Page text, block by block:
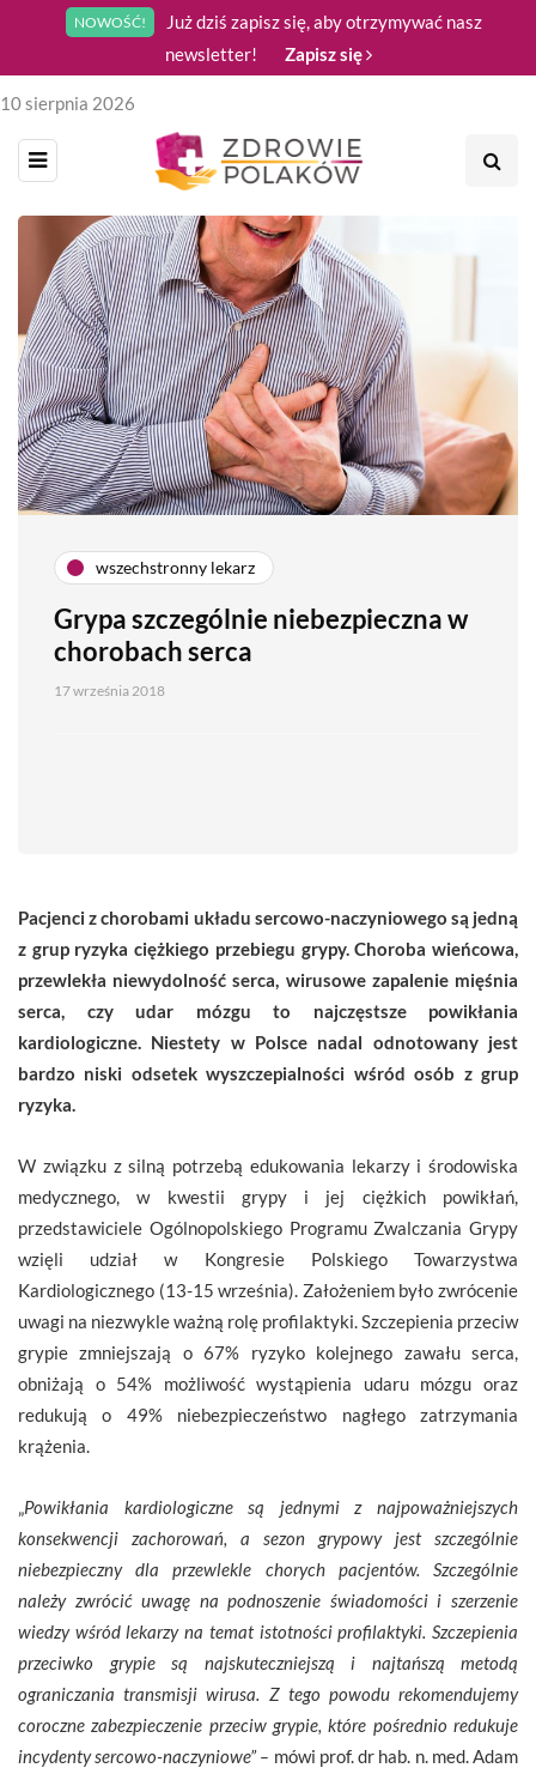
NOWOŚĆ!
Już dziś zapisz się, aby otrzymywać nasz
newsletter!
Zapisz się
10 sierpnia 2026
wszechstronny lekarz
Grypa szczególnie niebezpieczna w
chorobach serca
17 września 2018
Pacjenci z chorobami układu sercowo-naczyniowego są jedną
z grup ryzyka ciężkiego przebiegu grypy. Choroba wieńcowa,
przewlekła niewydolność serca, wirusowe zapalenie mięśnia
serca, czy udar mózgu to najczęstsze powikłania
kardiologiczne. Niestety w Polsce nadal odnotowany jest
bardzo niski odsetek wyszczepialności wśród osób z grup
ryzyka.
W związku z silną potrzebą edukowania lekarzy i środowiska
medycznego, w kwestii grypy i jej ciężkich powikłań,
przedstawiciele Ogólnopolskiego Programu Zwalczania Grypy
wzięli udział w Kongresie Polskiego Towarzystwa
Kardiologicznego (13-15 września). Założeniem było zwrócenie
uwagi na niezwykle ważną rolę profilaktyki. Szczepienia przeciw
grypie zmniejszają o 67% ryzyko kolejnego zawału serca,
obniżają o 54% możliwość wystąpienia udaru mózgu oraz
redukują o 49% niebezpieczeństwo nagłego zatrzymania
krążenia.
Powikłania kardiologiczne są jednymi z najpoważniejszych
konsekwencji zachorowań, a sezon grypowy jest szczególnie
niebezpieczny dla przewlekle chorych pacjentów. Szczególnie
należy zwrócić uwagę na podnoszenie świadomości i szerzenie
wiedzy wśród lekarzy na temat istotności profilaktyki. Szczepienia
przeciwko grypie są najskuteczniejszą i najtańszą metodą
ograniczania transmisji wirusa. Z tego powodu rekomendujemy
coroczne zabezpieczenie przeciw grypie, które pośrednio redukuje
incydenty sercowo-naczyniowe” – mówi prof. dr hab. n. med. Adam